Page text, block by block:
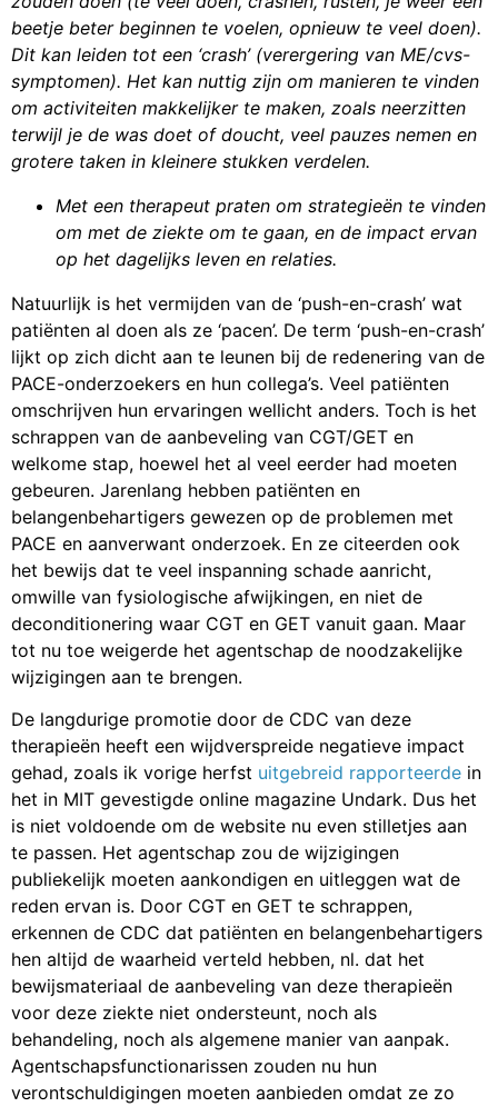
beetje beter beginnen te voelen, opnieuw te veel doen).
Dit kan leiden tot een ‘crash’ (verergering van ME/cvs-
symptomen). Het kan nuttig zijn om manieren te vinden
om activiteiten makkelijker te maken, zoals neerzitten
terwijl je de was doet of doucht, veel pauzes nemen en
grotere taken in kleinere stukken verdelen.
Met een therapeut praten om strategieën te vinden
om met de ziekte om te gaan, en de impact ervan
op het dagelijks leven en relaties.
Natuurlijk is het vermijden van de ‘push-en-crash’ wat
patiënten al doen als ze ‘pacen’. De term ‘push-en-crash’
lijkt op zich dicht aan te leunen bij de redenering van de
PACE-onderzoekers en hun collega’s. Veel patiënten
omschrijven hun ervaringen wellicht anders. Toch is het
schrappen van de aanbeveling van CGT/GET en
welkome stap, hoewel het al veel eerder had moeten
gebeuren. Jarenlang hebben patiënten en
belangenbehartigers gewezen op de problemen met
PACE en aanverwant onderzoek. En ze citeerden ook
het bewijs dat te veel inspanning schade aanricht,
omwille van fysiologische afwijkingen, en niet de
deconditionering waar CGT en GET vanuit gaan. Maar
tot nu toe weigerde het agentschap de noodzakelijke
wijzigingen aan te brengen.
De langdurige promotie door de CDC van deze
therapieën heeft een wijdverspreide negatieve impact
gehad, zoals ik vorige herfst uitgebreid rapporteerde in
het in MIT gevestigde online magazine Undark. Dus het
is niet voldoende om de website nu even stilletjes aan
te passen. Het agentschap zou de wijzigingen
publiekelijk moeten aankondigen en uitleggen wat de
reden ervan is. Door CGT en GET te schrappen,
erkennen de CDC dat patiënten en belangenbehartigers
hen altijd de waarheid verteld hebben, nl. dat het
bewijsmateriaal de aanbeveling van deze therapieën
voor deze ziekte niet ondersteunt, noch als
behandeling, noch als algemene manier van aanpak.
Agentschapsfunctionarissen zouden nu hun
verontschuldigingen moeten aanbieden omdat ze zo